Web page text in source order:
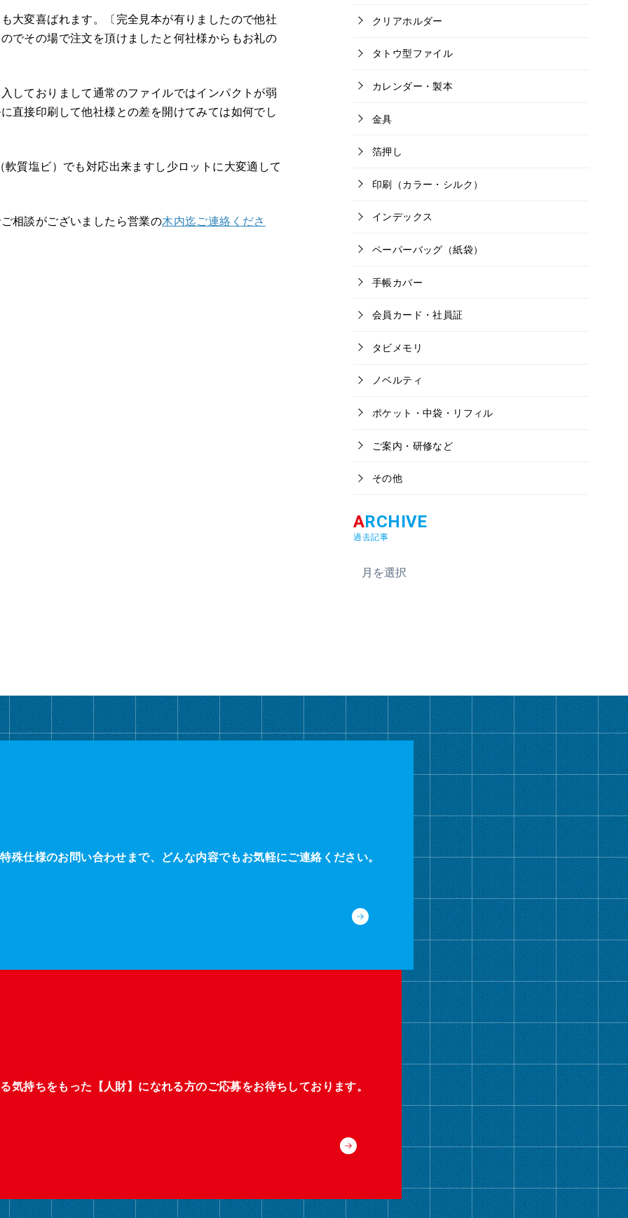
大変喜ばれます。〔完全見本が有りましたので他社
でその場で注文を頂けましたと何社様からもお礼の
しておりまして通常のファイルではインパクトが弱
直接印刷して他社様との差を開けてみては如何でし
質塩ビ）でも対応出来ますし少ロットに大変適して
相談がございましたら営業の木内迄ご連絡くださ
クリアホルダー
タトウ型ファイル
カレンダー・製本
金具
箔押し
印刷（カラー・シルク）
インデックス
ペーパーバッグ（紙袋）
手帳カバー
会員カード・社員証
タビメモリ
ノベルティ
ポケット・中袋・リフィル
ご案内・研修など
その他
過去記事
ー
殊仕様のお問い合わせまで、どんな内容でもお気軽にご連絡ください。
持ちをもった【人財】になれる方のご応募をお待ちしております。